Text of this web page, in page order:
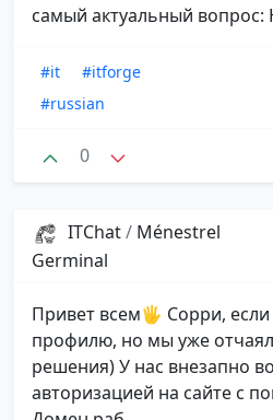
самый актуальный вопрос:
#it
#itforge
#russian
0
ITChat/ Ménestrel
Germinal
Привет всем🖐 Сорри, если
профилю, но мы уже
решения) У нас внезапно
авторизацией на сайте с